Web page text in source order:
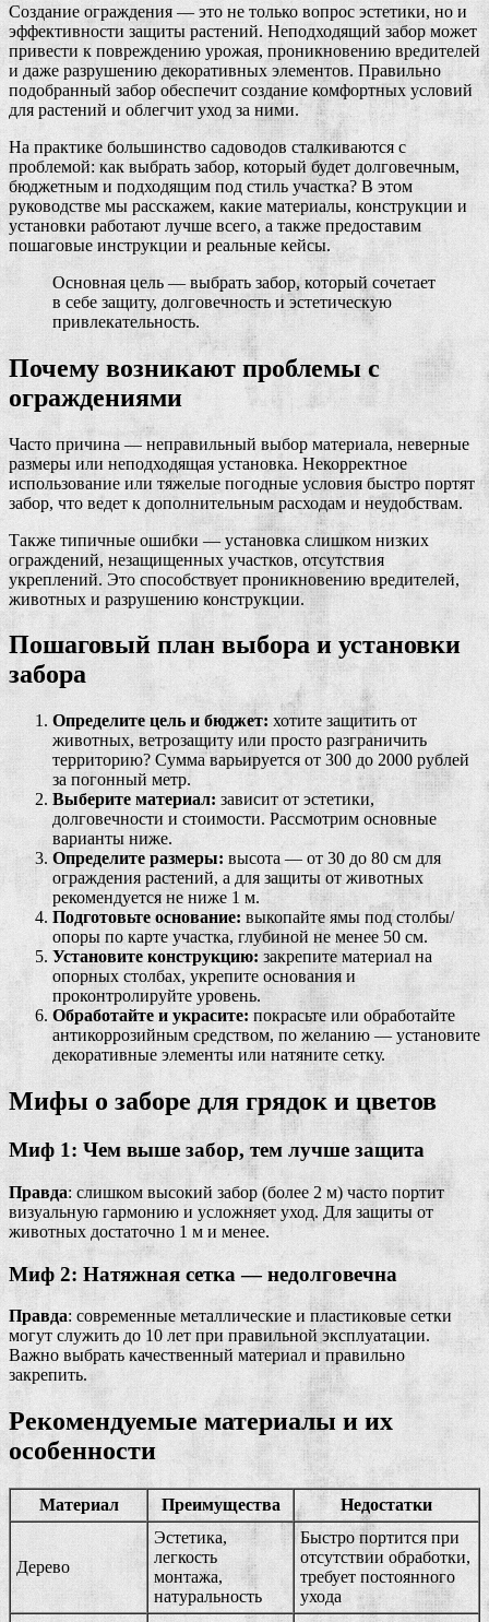
Создание ограждения — это не только вопрос эстетики, но и
эффективности защиты растений. Неподходящий забор может
привести к повреждению урожая, проникновению вредителей
и даже разрушению декоративных элементов. Правильно
подобранный забор обеспечит создание комфортных условий
для растений и облегчит уход за ними.
На практике большинство садоводов сталкиваются с
проблемой: как выбрать забор, который будет долговечным,
бюджетным и подходящим под стиль участка? В этом
руководстве мы расскажем, какие материалы, конструкции и
установки работают лучше всего, а также предоставим
пошаговые инструкции и реальные кейсы.
Основная цель — выбрать забор, который сочетает
в себе защиту, долговечность и эстетическую
привлекательность.
Почему возникают проблемы с
ограждениями
Часто причина — неправильный выбор материала, неверные
размеры или неподходящая установка. Некорректное
использование или тяжелые погодные условия быстро портят
забор, что ведет к дополнительным расходам и неудобствам.
Также типичные ошибки — установка слишком низких
ограждений, незащищенных участков, отсутствия
укреплений. Это способствует проникновению вредителей,
животных и разрушению конструкции.
Пошаговый план выбора и установки
забора
Определите цель и бюджет:хотите защитить от
животных, ветрозащиту или просто разграничить
территорию? Сумма варьируется от 300 до 2000 рублей
за погонный метр.
Выберите материал: зависит от эстетики,
долговечности и стоимости. Рассмотрим основные
варианты ниже.
Определите размеры: высота — от 30 до 80 см для
ограждения растений, а для защиты от животных
рекомендуется не ниже 1 м.
Подготовьте основание: выкопайте ямы под столбы/
опоры по карте участка, глубиной не менее 50 см.
Установите конструкцию: закрепите материал на
опорных столбах, укрепите основания и
проконтролируйте уровень.
Обработайте и украсите: покрасьте или обработайте
антикоррозийным средством, по желанию — установите
декоративные элементы или натяните сетку.
Мифы о заборе для грядок и цветов
Миф 1: Чем выше забор, тем лучше защита
Правда: слишком высокий забор (более 2 м) часто портит
визуальную гармонию и усложняет уход. Для защиты от
животных достаточно 1 м и менее.
Миф 2: Натяжная сетка — недолговечна
Правда: современные металлические и пластиковые сетки
могут служить до 10 лет при правильной эксплуатации.
Важно выбрать качественный материал и правильно
закрепить.
Рекомендуемые материалы и их
особенности
Материал Преимущества Недостатки
Дерево
Эстетика,
легкость
монтажа,
натуральность
Быстро портится при
отсутствии обработки,
требует постоянного
ухода